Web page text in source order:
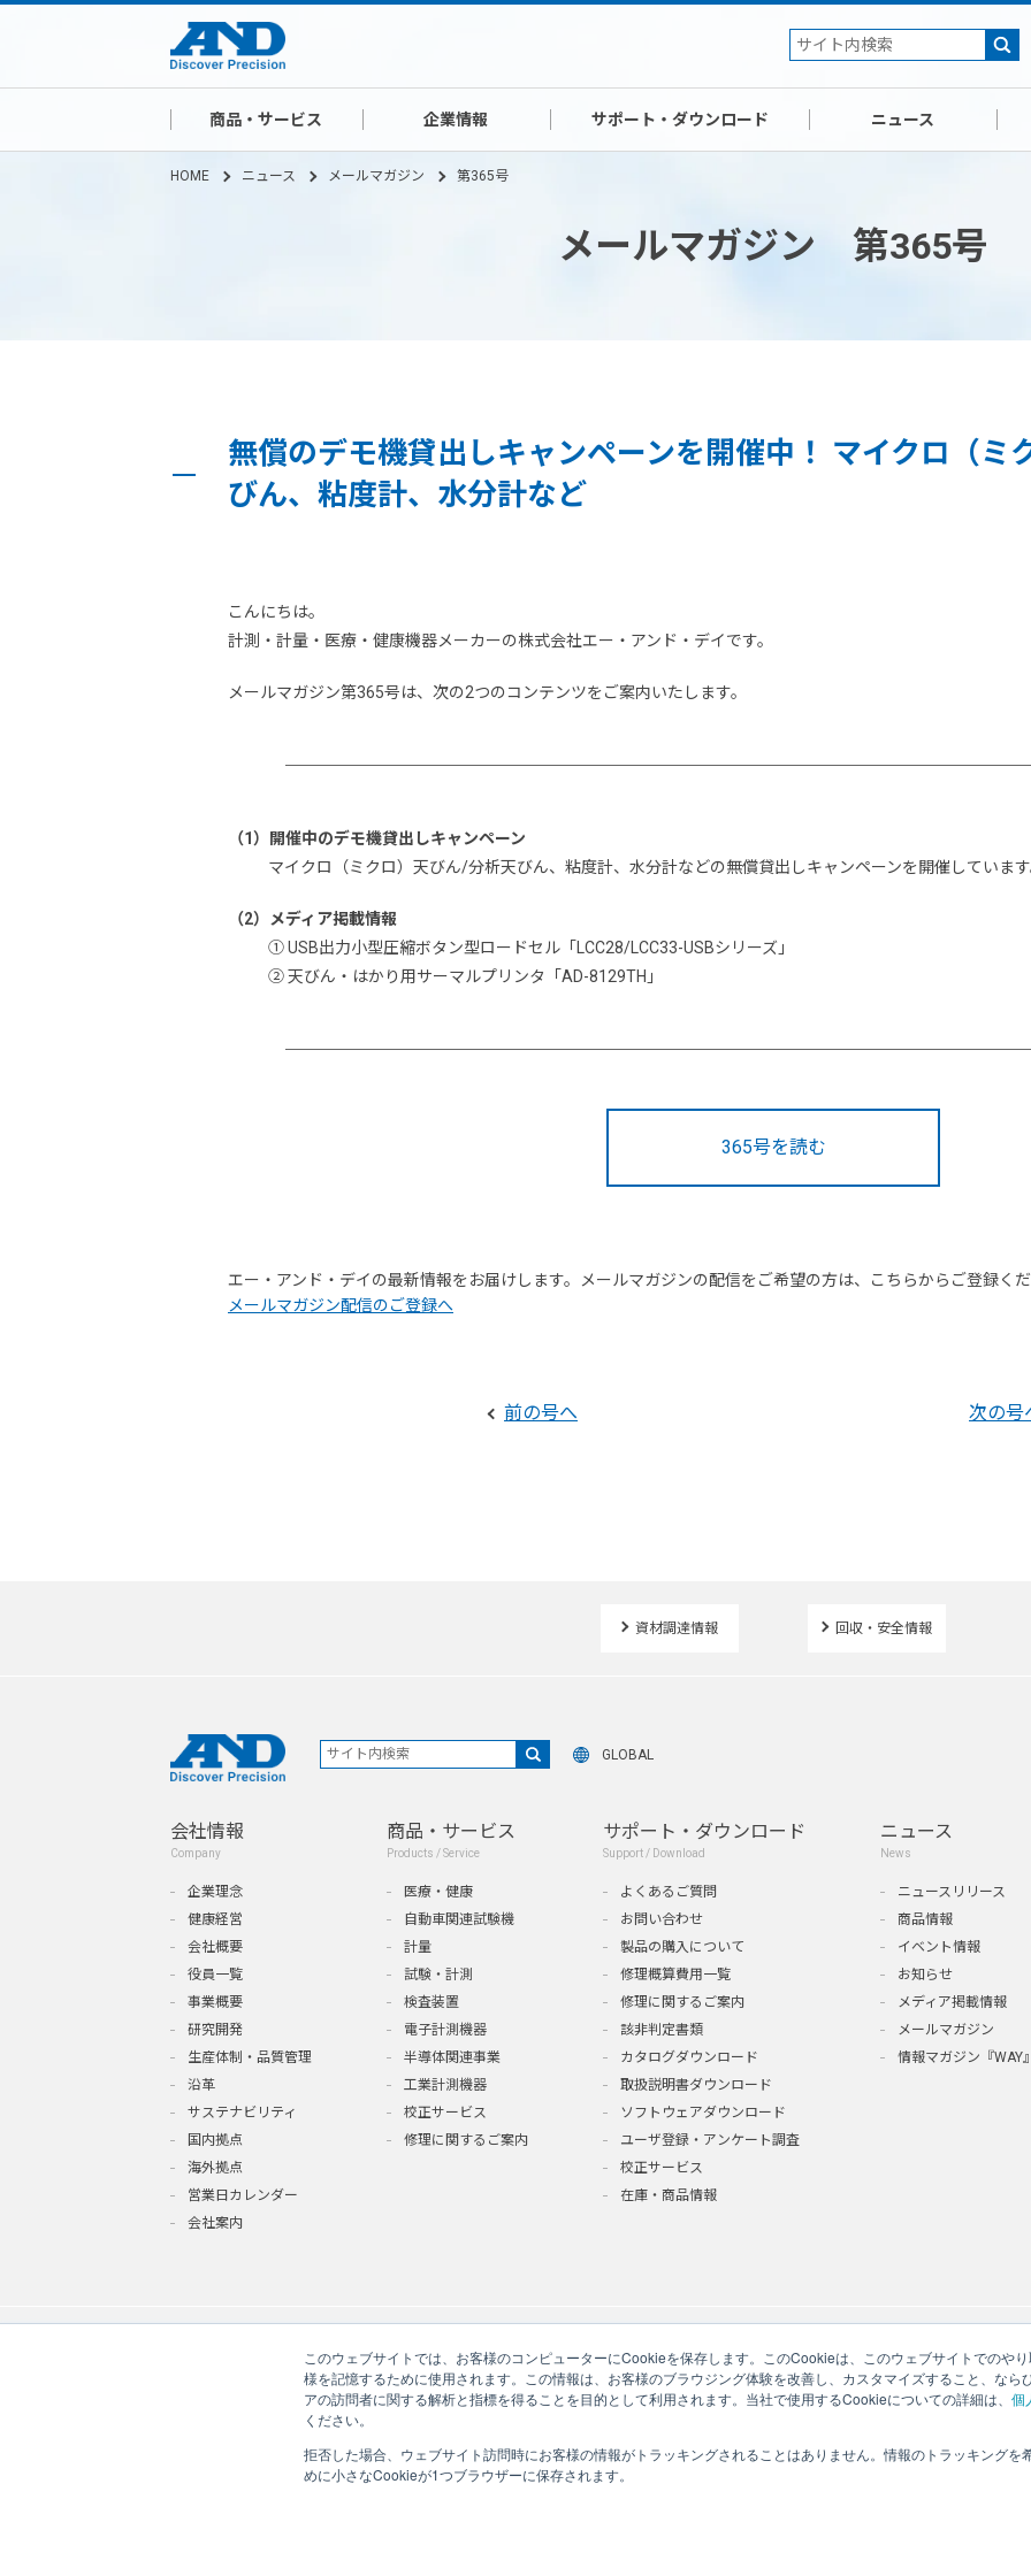
このウェブサイトでは、お客様のコンピューターにCookieを保存します。このCookieは、このウェブサイトでのや
様を記憶するために使用されます。この情報は、お客様のブラウジング体験を改善し、カスタマイズすること、なら
アの訪問者に関する解析と指標を得ることを目的として利用されます。当社で使用するCookieについての詳細は、 個
ください。
拒否した場合、ウェブサイト訪問時にお客様の情報がトラッキングされることはありません。情報のトラッキングを
めに小さなCookieが1つブラウザーに保存されます。
商品・サービス 企業情報 サポート・ダウンロード ニュース
HOME ニュース メールマガジン 第365号
メールマガジン 第365号
無償のデモ機貸出しキャンペーンを開催中！ マイクロ（ミ
びん、粘度計、水分計など
こんにちは。
計測・計量・医療・健康機器メーカーの株式会社エー・アンド・デイです。
メールマガジン第365号は、次の2つのコンテンツをご案内いたします。
（1）開催中のデモ機貸出しキャンペーン
マイクロ（ミクロ）天びん/分析天びん、粘度計、水分計などの無償貸出しキャンペーンを開催しています
（2）メディア掲載情報
① USB出力小型圧縮ボタン型ロードセル「LCC28/LCC33-USBシリーズ」
② 天びん・はかり用サーマルプリンタ「AD-8129TH」
365号を読む
エー・アンド・デイの最新情報をお届けします。メールマガジンの配信をご希望の方は、こちらからご登録くだ
メールマガジン配信のご登録へ
前の号へ 次の号
資材調達情報 回収・安全情報
GLOBAL
会社情報
Company
企業理念
健康経営
会社概要
役員一覧
事業概要
研究開発
生産体制・品質管理
沿革
サステナビリティ
国内拠点
海外拠点
営業日カレンダー
会社案内
商品・サービス
Products / Service
医療・健康
自動車関連試験機
計量
試験・計測
検査装置
電子計測機器
半導体関連事業
工業計測機器
校正サービス
修理に関するご案内
サポート・ダウンロード
Support / Download
よくあるご質問
お問い合わせ
製品の購入について
修理概算費用一覧
修理に関するご案内
該非判定書類
カタログダウンロード
取扱説明書ダウンロード
ソフトウェアダウンロード
ユーザ登録・アンケート調査
校正サービス
在庫・商品情報
ニュース
News
ニュースリリース
商品情報
イベント情報
お知らせ
メディア掲載情報
メールマガジン
情報マガジン『WAY』
免責事項 個人情報の取り扱いについて サイトマップ